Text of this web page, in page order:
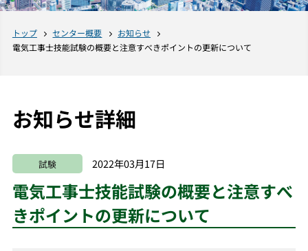
トップ センター概要
お知らせ
電気工事士技能試験の概要と注意すべきポイントの更新について
お知らせ詳細
試験 2022年03月17日
電気工事士技能試験の概要と注意すべ
きポイントの更新について